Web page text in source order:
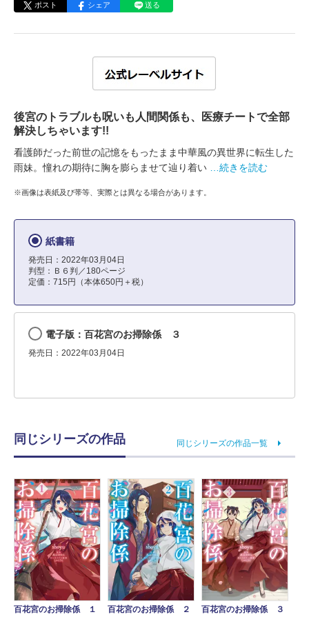
ポスト シェア 送る
後宮のトラブルも呪いも人間関係も、医療チートで全部
解決しちゃいます!!
看護師だった前世の記憶をもったまま中華風の異世界に転生した
雨妹。憧れの期待に胸を膨らませて辿り着い
…続きを読む
※画像は表紙及び帯等、実際とは異なる場合があります。
紙書籍
発売日：2022年03月04日
判型：Ｂ６判／180ページ
定価：715円（本体650円＋税）
電子版：百花宮のお掃除係 ３
発売日：2022年03月04日
同じシリーズの作品 同じシリーズの作品一覧
百花宮のお掃除係 １
百花宮のお掃除係 ２
百花宮のお掃除係 ３